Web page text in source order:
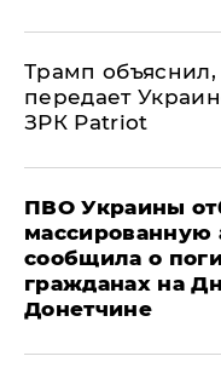
Трамп
передает
ЗРК Patriot
ПВО Украины
массированную
сообщила о
гражданах на
Донетчине